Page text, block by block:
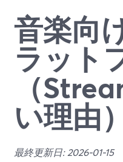
音楽向
ラット
（
い理由）
最終更新日: 2026-01-15